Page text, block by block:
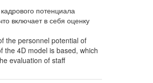
потенциала
включает в себя оценку
the personnel potential of
the 4D model is based, which
evaluation of staff